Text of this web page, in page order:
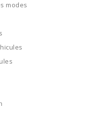
modes